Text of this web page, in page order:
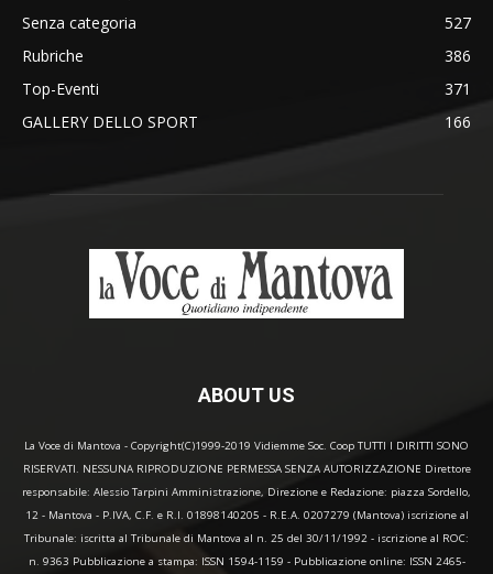
Senza categoria
527
Rubriche
386
Top-Eventi
371
GALLERY DELLO SPORT
166
ABOUT US
La Voce di Mantova - Copyright(C)1999-2019 Vidiemme Soc. Coop TUTTI I DIRITTI SONO
RISERVATI. NESSUNA RIPRODUZIONE PERMESSA SENZA AUTORIZZAZIONE Direttore
responsabile: Alessio Tarpini Amministrazione, Direzione e Redazione: piazza Sordello,
12 - Mantova - P.IVA, C.F. e R.I. 01898140205 - R.E.A. 0207279 (Mantova) iscrizione al
Tribunale: iscritta al Tribunale di Mantova al n. 25 del 30/11/1992 - iscrizione al ROC:
n. 9363 Pubblicazione a stampa: ISSN 1594-1159 - Pubblicazione online: ISSN 2465-